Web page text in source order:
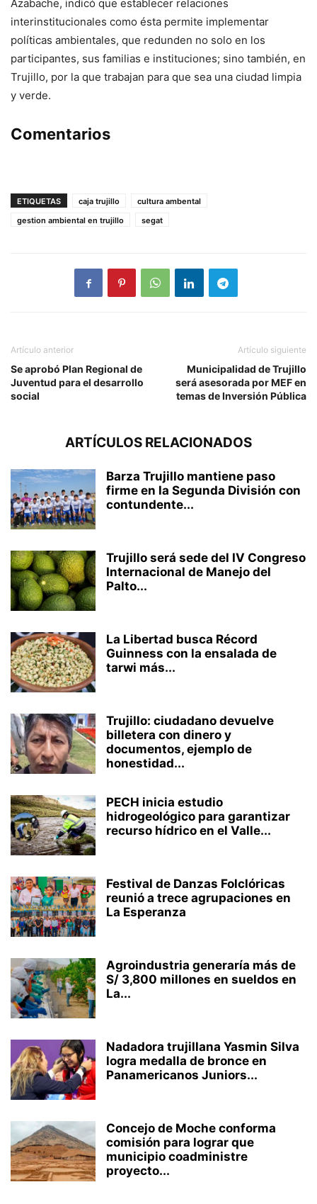
Azabache, indicó que establecer relaciones
interinstitucionales como ésta permite implementar
políticas ambientales, que redunden no solo en los
participantes, sus familias e instituciones; sino también, en
Trujillo, por la que trabajan para que sea una ciudad limpia
y verde.
Comentarios
ETIQUETAS caja trujillo
cultura ambental
gestion ambiental en trujillo
segat
Artículo anterior
Se aprobó Plan Regional de
Juventud para el desarrollo
social
Artículo siguiente
Municipalidad de Trujillo
será asesorada por MEF en
temas de Inversión Pública
ARTÍCULOS RELACIONADOS
Barza Trujillo mantiene paso
firme en la Segunda División con
contundente...
Trujillo será sede del IV Congreso
Internacional de Manejo del
Palto...
La Libertad busca Récord
Guinness con la ensalada de
tarwi más...
Trujillo: ciudadano devuelve
billetera con dinero y
documentos, ejemplo de
honestidad...
PECH inicia estudio
hidrogeológico para garantizar
recurso hídrico en el Valle...
Festival de Danzas Folclóricas
reunió a trece agrupaciones en
La Esperanza
Agroindustria generaría más de
S/ 3,800 millones en sueldos en
La...
Nadadora trujillana Yasmin Silva
logra medalla de bronce en
Panamericanos Juniors...
Concejo de Moche conforma
comisión para lograr que
municipio coadministre
proyecto...